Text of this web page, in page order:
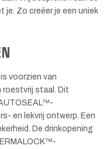
je. Zo creëer je een uniek
voorzien van
roestvrij staal. Dit
en lekvrij ontwerp. Een
De drinkopening